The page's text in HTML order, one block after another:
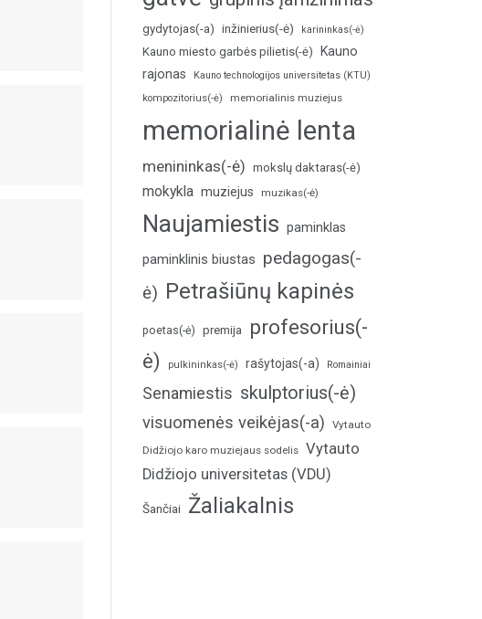
gydytojas(-a) inžinierius(-ė) karininkas(-ė)
Kauno miesto garbės pilietis(-ė)
Kauno
rajonas
Kauno technologijos universitetas (KTU)
kompozitorius(-ė)
memorialinis muziejus
memorialinė lenta
menininkas(-ė) mokslų daktaras(-ė)
mokykla muziejus muzikas(-ė)
Naujamiestis paminklas
paminklinis biustas pedagogas(-
ė) Petrašiūnų kapinės
poetas(-ė) premija
profesorius(-
ė)
pulkininkas(-ė) rašytojas(-a) Romainiai
Senamiestis skulptorius(-ė)
visuomenės veikėjas(-a)
Vytauto
Didžiojo karo muziejaus sodelis Vytauto
Didžiojo universitetas (VDU)
Šančiai Žaliakalnis